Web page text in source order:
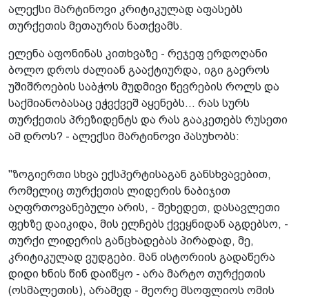
ალექსი მარტინოვი კრიტიკულად აფასებს
თურქეთის მეთაურის ნათქვამს.
ელენა აფონინას კითხვაზე - რეჯეფ ერდოღანი
ბოლო დროს ძალიან გააქტიურდა, იგი გაეროს
უშიშროების საბჭოს მუდმივი წევრების როლს და
საქმიანობასაც ეჭვქვეშ აყენებს... რას სურს
თურქეთის პრეზიდენტს და რას გააკეთებს რუსეთი
ამ დროს? - ალექსი მარტინოვი პასუხობს:
"ზოგიერთი სხვა ექსპერტისაგან განსხვავებით,
რომელიც თურქეთის ლიდერის ნაბიჯით
აღფრთოვანებული არის, - შეხედეთ, დასავლეთი
ფეხზე დაიკიდა, მის ელჩებს ქვეყნიდან აგდებსო, -
თურქი ლიდერის განცხადებას პირადად, მე,
კრიტიკულად ვუდგები. მან ისტორიის გადაწერა
დიდი ხნის წინ დაიწყო - არა მარტო თურქეთის
(ოსმალეთის), არამედ - მეორე მსოფლიოს ომის